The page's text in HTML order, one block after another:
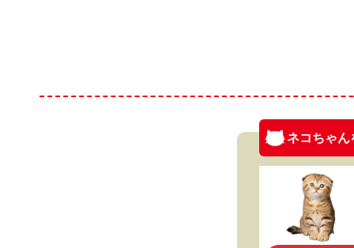
ネコちゃん